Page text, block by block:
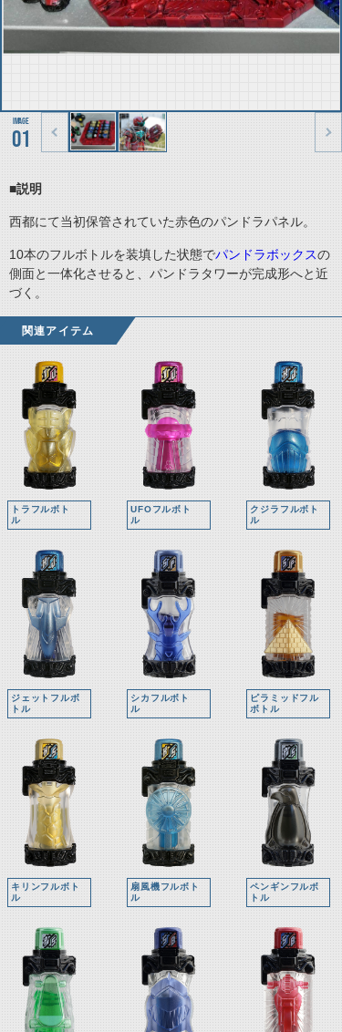
01
■説明
西都にて当初保管されていた赤色のパンドラパネル。
10本のフルボトルを装填した状態でパンドラボックスの
側面と一体化させると、パンドラタワーが完成形へと近
づく。
関連アイテム
トラフルボト
ル
UFOフルボト
ル
クジラフルボト
ル
ジェットフルボ
トル
シカフルボト
ル
ピラミッドフル
ボトル
キリンフルボト
ル
扇風機フルボト
ル
ペンギンフルボ
トル